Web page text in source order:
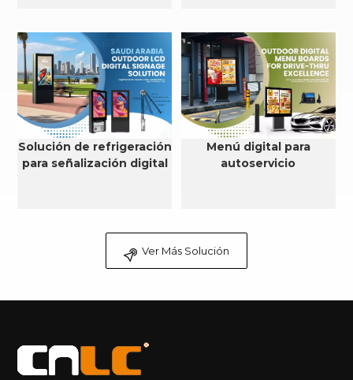
Solución de refrigeración
para señalización digital
Menú digital para
autoservicio
Ver Más Solución